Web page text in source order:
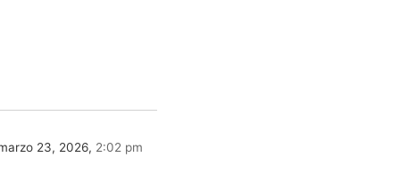
23, 2026, 2:02 pm